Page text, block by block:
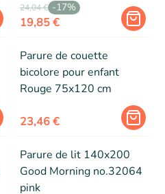
24,04 € -17%
19,85 €
Parure de couette
bicolore pour enfant
Rouge 75x120 cm
23,46 €
Parure de lit 140x200
Good Morning no.32064
pink